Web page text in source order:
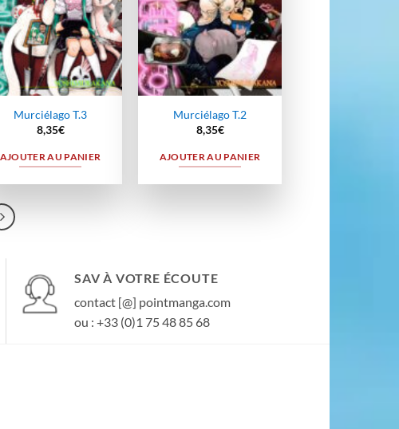
Murciélago T.3
8,35€
AJOUTER AU PANIER
Murciélago T.2
8,35€
AJOUTER AU PANIER
SAV À VOTRE ÉCOUTE
contact [@] pointmanga.com
ou : +33 (0)1 75 48 85 68